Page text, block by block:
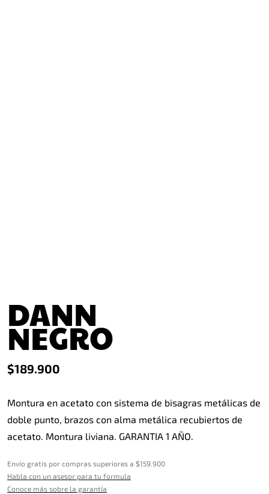
DANN
NEGRO
$189.900
Montura en acetato con sistema de bisagras metálicas de
doble punto, brazos con alma metálica recubiertos de
acetato. Montura liviana. GARANTIA 1 AÑO.
Envío gratis por compras superiores a $159.900
Habla con un asesor para tu formula
Conoce más sobre la garantía